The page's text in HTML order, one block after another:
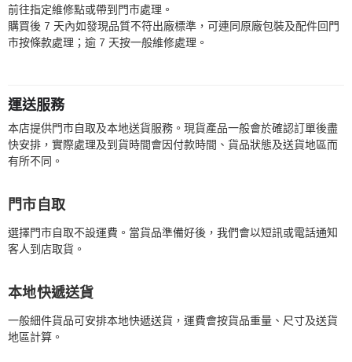
前往指定維修點或帶到門市處理。
購買後 7 天內如發現品質不符出廠標準，可連同原廠包裝及配件回門
市按條款處理；逾 7 天按一般維修處理。
運送服務
本店提供門市自取及本地送貨服務。現貨產品一般會於確認訂單後盡
快安排，實際處理及到貨時間會因付款時間、貨品狀態及送貨地區而
有所不同。
門市自取
選擇門市自取不設運費。當貨品準備好後，我們會以短訊或電話通知
客人到店取貨。
本地快遞送貨
一般細件貨品可安排本地快遞送貨，運費會按貨品重量、尺寸及送貨
地區計算。